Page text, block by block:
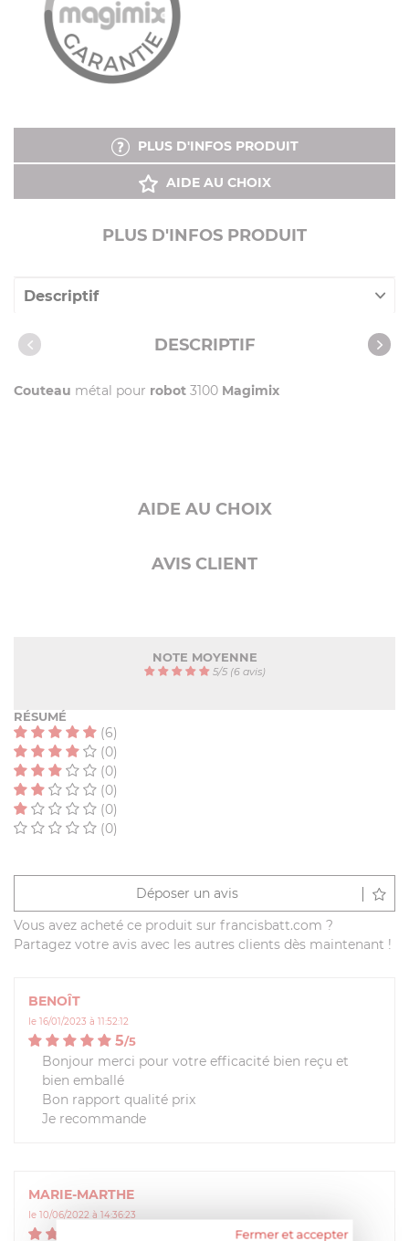
PLUS D'INFOS PRODUIT
AIDE AU CHOIX
PLUS D'INFOS PRODUIT
Descriptif
Caractéristiques DESCRIPTIF
Couteau métal pour robot 3100 Magimix
AIDE AU CHOIX
AVIS CLIENT
NOTE MOYENNE
5/5(6 avis)
RÉSUMÉ
(6)
(0)
(0)
(0)
(0)
(0)
Déposer un avis
Vous avez acheté ce produit sur francisbatt.com ?
Partagez votre avis avec les autres clients dès maintenant !
BENOÎT
le 16/01/2023 à 11:52:12
5/5
Bonjour merci pour votre efficacité bien reçu et
bien emballé
Bon rapport qualité prix
Je recommande
MARIE-MARTHE
le 10/06/2022 à 14:36:23
Fermer et accepter